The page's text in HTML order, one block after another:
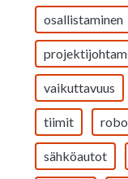
osallistaminen
vaikuttavuus
tiimit
sähköautot